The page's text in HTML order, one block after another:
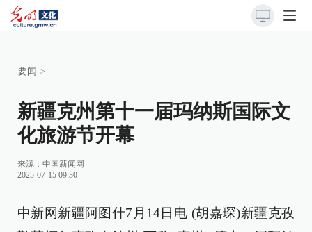
要闻 >
新疆克州第十一届玛纳斯国际文
化旅游节开幕
来源： 中国新闻网
2025-07-15 09:30
中新网新疆阿图什7月14日电 (胡嘉琛)新疆克孜